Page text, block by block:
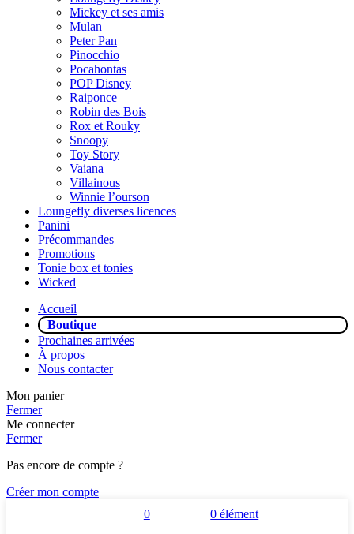
Mickey et ses amis
Mulan
Peter Pan
Pinocchio
Pocahontas
POP Disney
Raiponce
Robin des Bois
Rox et Rouky
Snoopy
Toy Story
Vaiana
Villainous
Winnie l’ourson
Loungefly diverses licences
Panini
Précommandes
Promotions
Tonie box et tonies
Wicked
Accueil
Boutique
Prochaines arrivées
À propos
Nous contacter
Mon panier
Fermer
Me connecter
Fermer
Pas encore de compte ?
Créer mon compte
0
0élément